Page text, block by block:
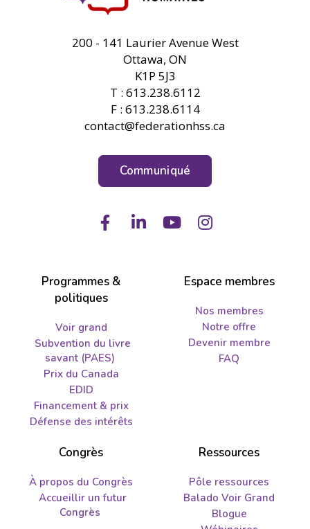
200 - 141 Laurier Avenue West
Ottawa, ON
K1P 5J3
T : 613.238.6112
F : 613.238.6114
contact@federationhss.ca
Communiqué
FacebookLinkedIn
YoutubeInstagram
Programmes &
politiques
Voir grand
Subvention du livre
savant (PAES)
Prix du Canada
EDID
Financement & prix
Défense des intérêts
Espace membres
Nos membres
Notre offre
Devenir membre
FAQ
Congrès
À propos du Congrès
Accueillir un futur
Congrès
Ressources
Pôle ressources
Balado Voir Grand
Blogue